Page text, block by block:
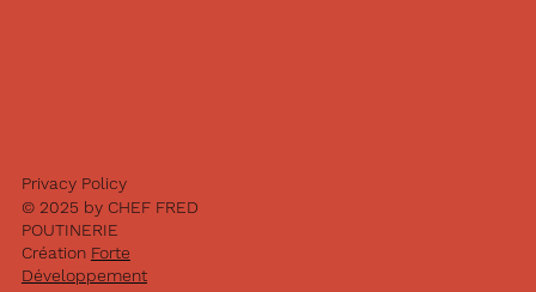
Privacy Policy
© 2025 by CHEF FRED
POUTINERIE
Création Forte
Développement